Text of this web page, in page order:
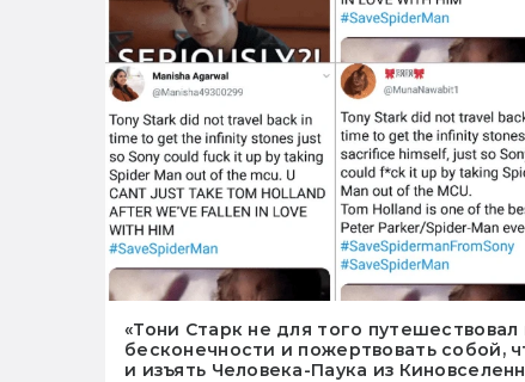
«Тони Старк не для того
бесконечности и пожертвовать собой,
и изъять Человека-Паука из